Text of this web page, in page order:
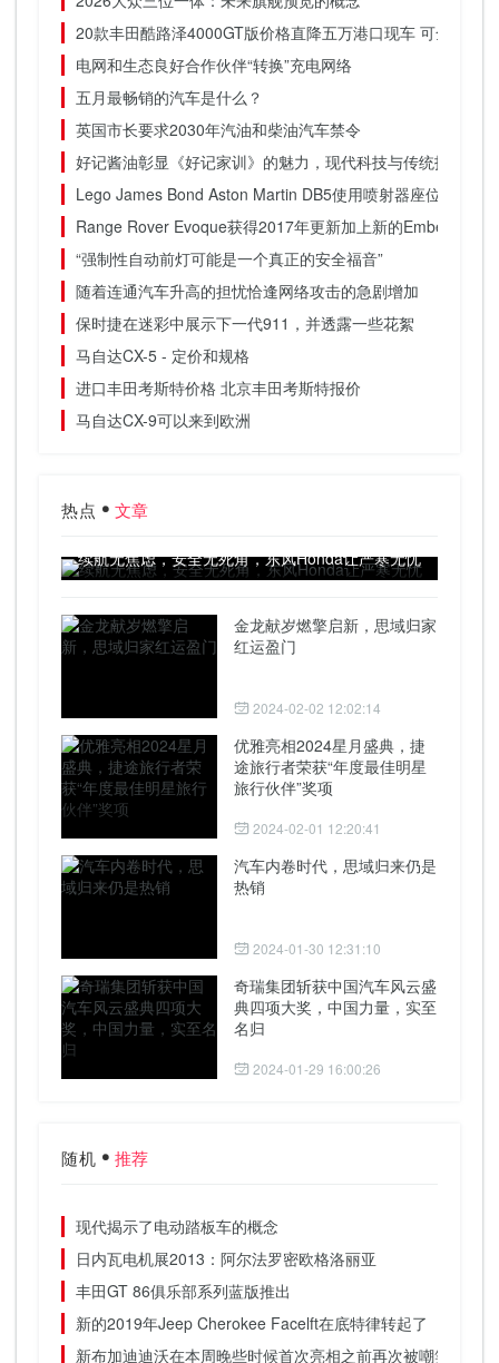
20款丰田酷路泽4000GT版价格直降五万港口现车 可全国分期
电网和生态良好合作伙伴“转换”充电网络
五月最畅销的汽车是什么？
英国市长要求2030年汽油和柴油汽车禁令
好记酱油彰显《好记家训》的魅力，现代科技与传统技术的
Lego James Bond Aston Martin DB5使用喷射器座位发射
Range Rover Evoque获得2017年更新加上新的Ember
“强制性自动前灯可能是一个真正的安全福音”
随着连通汽车升高的担忧恰逢网络攻击的急剧增加
保时捷在迷彩中展示下一代911，并透露一些花絮
马自达CX-5 - 定价和规格
进口丰田考斯特价格 北京丰田考斯特报价
马自达CX-9可以来到欧洲
热点 文章
续航无焦虑，安全无死角，东风Honda让严寒无忧
金龙献岁燃擎启新，思域归家
红运盈门
2024-02-02 12:02:14
优雅亮相2024星月盛典，捷
途旅行者荣获“年度最佳明星
旅行伙伴”奖项
2024-02-01 12:20:41
汽车内卷时代，思域归来仍是
热销
2024-01-30 12:31:10
奇瑞集团斩获中国汽车风云盛
典四项大奖，中国力量，实至
名归
2024-01-29 16:00:26
随机 推荐
现代揭示了电动踏板车的概念
日内瓦电机展2013：阿尔法罗密欧格洛丽亚
丰田GT 86俱乐部系列蓝版推出
新的2019年Jeep Cherokee Facelft在底特律转起了
新布加迪迪沃在本周晚些时候首次亮相之前再次被嘲笑